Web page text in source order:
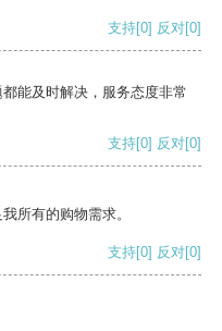
支持[0] 反对[0]
能及时解决，服务态度非常
支持[0] 反对[0]
所有的购物需求。
支持[0] 反对[0]